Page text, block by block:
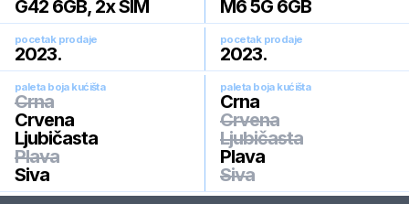
G42 6GB, 2x SIM M6 5G 6GB
pocetak prodaje
2023.
pocetak prodaje
2023.
paleta boja kućišta
Crna
Crvena
Ljubičasta
Plava
Siva
paleta boja kućišta
Crna
Crvena
Ljubičasta
Plava
Siva